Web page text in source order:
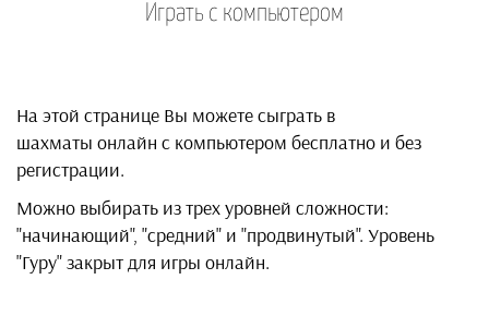
Играть с компьютером
На этой странице Вы можете сыграть в
шахматы онлайн с компьютером бесплатно и без
регистрации.
Можно выбирать из трех уровней сложности:
"начинающий", "средний" и "продвинутый". Уровень
"Гуру" закрыт для игры онлайн.